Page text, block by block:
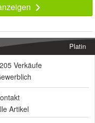
Platin
Verkäufe
Artikel